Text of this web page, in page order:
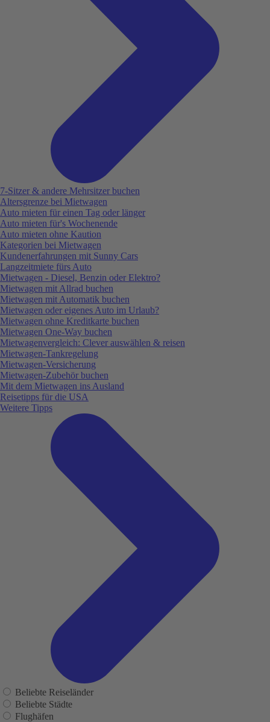
7-Sitzer & andere Mehrsitzer buchen
Altersgrenze bei Mietwagen
Auto mieten für einen Tag oder länger
Auto mieten für's Wochenende
Auto mieten ohne Kaution
Kategorien bei Mietwagen
Kundenerfahrungen mit Sunny Cars
Langzeitmiete fürs Auto
Mietwagen - Diesel, Benzin oder Elektro?
Mietwagen mit Allrad buchen
Mietwagen mit Automatik buchen
Mietwagen oder eigenes Auto im Urlaub?
Mietwagen ohne Kreditkarte buchen
Mietwagen One-Way buchen
Mietwagenvergleich: Clever auswählen & reisen
Mietwagen-Tankregelung
Mietwagen-Versicherung
Mietwagen-Zubehör buchen
Mit dem Mietwagen ins Ausland
Reisetipps für die USA
Weitere Tipps
Beliebte Reiseländer
Beliebte Städte
Flughäfen